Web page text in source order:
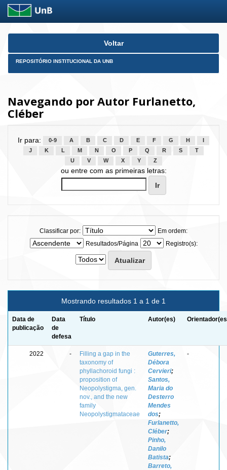
Skip
Voltar
REPOSITÓRIO INSTITUCIONAL DA UNB
Navegando por Autor Furlanetto,
Cléber
Ir para: 0-9 A B C D E F G H
J
K L M N O P Q R S
T
U
V W X Y Z
ou entre com as primeiras letras:
Classificar por:
Em ordem:
Resultados/Página
Registro(s):
Mostrando resultados 1 a 1 de 1
Data de
publicação
Data
de
defesa
Título Autor(es)
2022 -
Filling a gap in the
taxonomy of
phyllachoroid fungi :
proposition of
Neopolystigma, gen.
nov., and the new
family
Neopolystigmataceae
Guterres,
Débora
Cervieri;
Santos,
Maria do
Desterro
Mendes
dos;
Furlanetto,
Cléber;
Pinho,
Danilo
Batista;
Barreto,
-